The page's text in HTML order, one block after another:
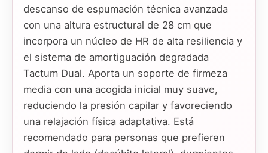
descanso de espumación técnica avanzada
con una altura estructural de 28 cm que
incorpora un núcleo de HR de alta resiliencia y
el sistema de amortiguación degradada
Tactum Dual. Aporta un soporte de firmeza
media con una acogida inicial muy suave,
reduciendo la presión capilar y favoreciendo
una relajación física adaptativa. Está
recomendado para personas que prefieren